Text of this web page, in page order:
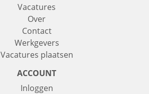
Vacatures
Over
Contact
Werkgevers
Vacatures plaatsen
ACCOUNT
Inloggen